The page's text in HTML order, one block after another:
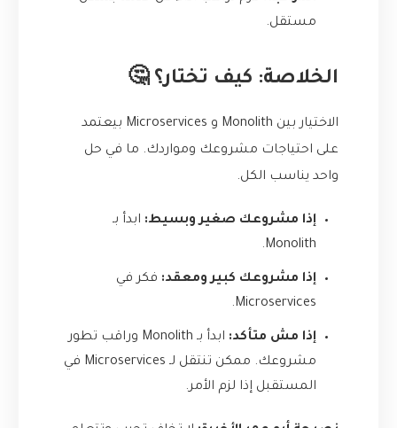
مستقل.
الخلاصة: كيف تختار؟ 🤔
الاختيار بين Monolith و Microservices بيعتمد
على احتياجات مشروعك ومواردك. ما في حل
واحد يناسب الكل.
إذا مشروعك صغير وبسيط: ابدأ بـ
Monolith.
إذا مشروعك كبير ومعقد: فكر في
Microservices.
إذا مش متأكد:
ابدأ بـ Monolith وراقب تطور
مشروعك. ممكن تنتقل لـ Microservices في
المستقبل إذا لزم الأمر.